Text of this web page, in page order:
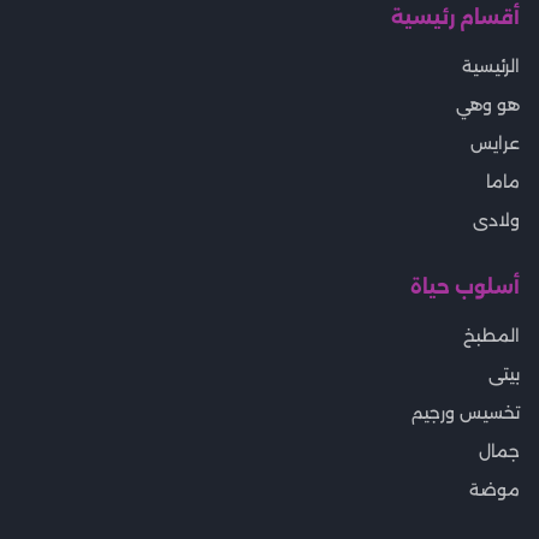
أقسام رئيسية
الرئيسية
هو وهي
عرايس
ماما
ولادى
أسلوب حياة
المطبخ
بيتى
تخسيس ورجيم
جمال
موضة